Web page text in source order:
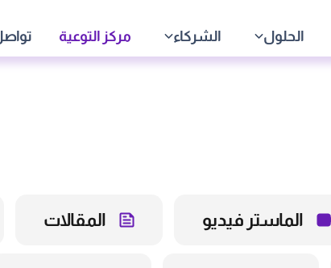
الحلول الشركاء مركز التوعية
الماستر فيديو المقالات